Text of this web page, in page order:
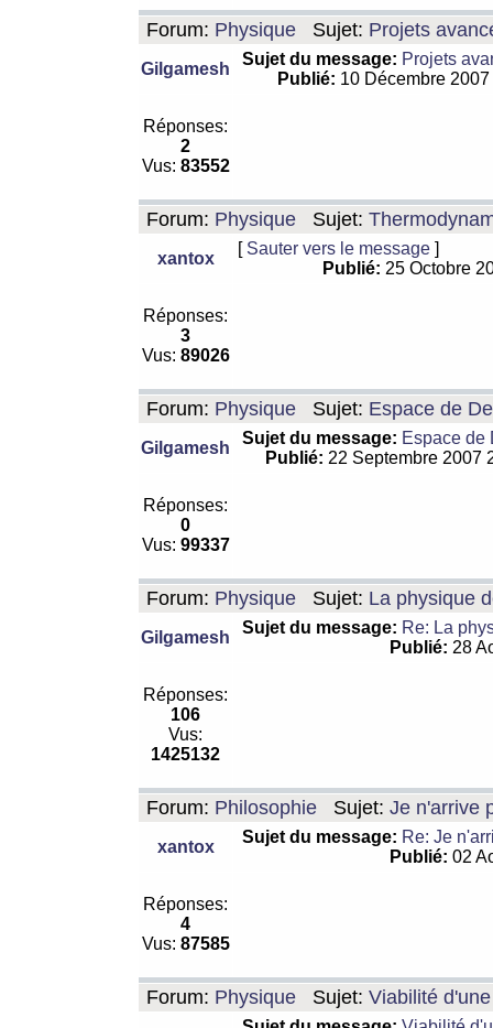
Forum: Physique Sujet: Projets
Gilgamesh
Sujet du message: Projets
Publié: 10 Décembre
Réponses:
2
Vus: 83552
Forum: Physique Sujet:
xantox
[ Sauter vers le message ]
Publié: 25 Octobre
Réponses:
3
Vus: 89026
Forum: Physique Sujet: Espace de
Gilgamesh
Sujet du message: Espace de
Publié: 22 Septembre 2007
Réponses:
0
Vus: 99337
Forum: Physique Sujet: La physique
Gilgamesh
Sujet du message: Re: La
Publié: 28
Réponses:
106
Vus:
1425132
Forum: Philosophie Sujet: Je n'arrive
xantox
Sujet du message: Re: Je
Publié: 02
Réponses:
4
Vus: 87585
Forum: Physique Sujet: Viabilité